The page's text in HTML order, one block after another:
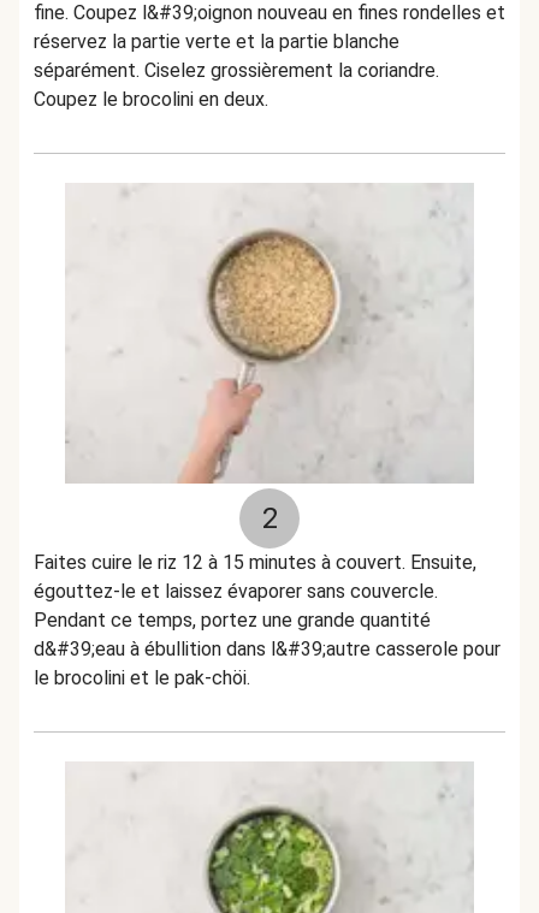
fine. Coupez l&#39;oignon nouveau en fines rondelles et
réservez la partie verte et la partie blanche
séparément. Ciselez grossièrement la coriandre.
Coupez le brocolini en deux.
2
Faites cuire le riz 12 à 15 minutes à couvert. Ensuite,
égouttez-le et laissez évaporer sans couvercle.
Pendant ce temps, portez une grande quantité
d&#39;eau à ébullition dans l&#39;autre casserole pour
le brocolini et le pak-chöi.